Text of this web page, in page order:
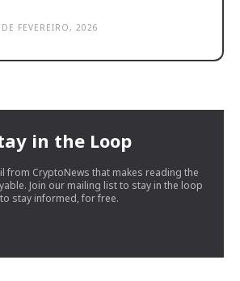
FEVEREIRO, 2026
in the Loop
from CryptoNews that makes reading the
Join our mailing list to stay in the loop
to stay informed, for free.